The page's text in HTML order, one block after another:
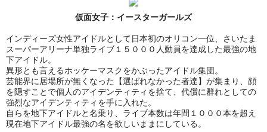
仮面女子： イースターガールズ
インディーズ女性アイドルとして日本初のオリコン一位、さいたま
スーパーアリーナ単独ライブ１５０００人動員を達成した最強の地
下アイドル。
異形とも言えるホッケーマスクをかぶったアイドル集団。
芸能界に居場所が無くなった【選ばれなかった者達】が集まり、顔
を隠すことで個人のアイデンティティを捨て、代償に群れとしての
強烈なアイデンティティを手に入れた。
自らを地下アイドルと名乗り、ライブ本数は年間１０００本を超え
現在地下アイドル最強の名を欲しいままにしている。